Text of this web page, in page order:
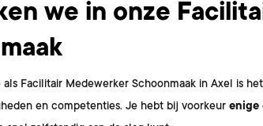
we in onze
Facilitair Medewerker Schoonmaak in Axel is
en competenties. Je hebt bij voorkeur enige